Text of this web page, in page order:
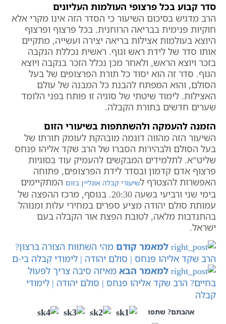
סדר קבוע בכל פרצופי העולמות העליונים
הרב מדגיש בסיכום השיעור כי הסדר הזה אינו מקרי אלא
חוקיות פנימית בבריאה הרוחנית. בכל פרצוף ופרצוף
היוצא בעולמות אצילות בריאה יצירה ועשייה, מתקיים
אותו סדר של לידת ראש וגוף. ראשית נכללת הנקבה
בזכר ויוצא הראש, ולאחר מכן נכלל הזכר בנקבה ויוצא
הגוף. סדר זה הוא יסוד כל תורת הפרצופים של בעל
הסולם, והוא המפתח להבנת כל המבנה של עולם
האצילות. לימוד שיטתי של סוגיה זו פותח בפני הלומד
שערים חדשים בתורת הקבלה.
הזמנה להעמקה ולהשתתפות בשיעורי הזום
השיעור הזה מהווה דוגמה מובהקת לעומק תורתו של
בעל הסולם ולבהירות הסברו של הרב שקד אליהו פנחס
שליט”א. לתלמידים המבקשים להעמיק עוד בסוגיות
פרצוף אדם קדמון ובסדר לידת הפרצופים, פתוחה
האפשרות להצטרף לשיעורי קבלה אונליין בזום המתקיימים
בימי שני ורביעי בשעה 20:30. בנוסף, מרכז ההפצה של
עמותת סולם יהודה מציע ספרים במחירי עלות ומנוהל
בהתנדבות מלאה, לטובת הפצת אור הקבלה בעם
ישראל.
למאמר קודם מהי השתוות הצורה ברצון?
הרב שקד אליהו פנחס | סולם יהודה | לימודי קבלה בי-ם
למאמר הבא מאיזה סיבה צריך לפעול
בחיים? הרב שקד אליהו פנחס | סולם יהודה | לימודי
קבלה
אהבתם? שתפו